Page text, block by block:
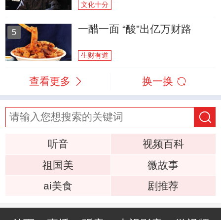
文化十分
5 一醋一面 “酸”出亿万财路
生财有道
查看更多 换一换
听音
视频百科
祖国美
微故事
ai美食
剧推荐